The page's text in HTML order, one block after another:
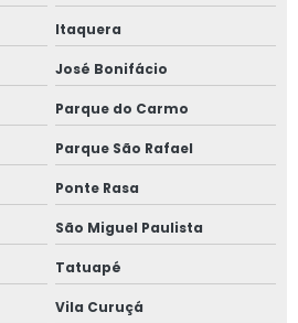
equipamentos agrícolas
agrícolas
agrícolas
agrícolas
agrícolas orçamento
setor agrícola
Itaquera
José Bonifácio
Parque do Carmo
Parque São Rafael
Ponte Rasa
São Miguel Paulista
Tatuapé
Vila Curuçá